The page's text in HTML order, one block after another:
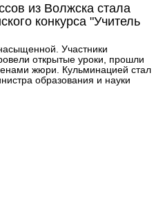
из Волжска стала
конкурса "Учитель
Участники
открытые уроки, прошли
жюри. Кульминацией стал
образования и науки